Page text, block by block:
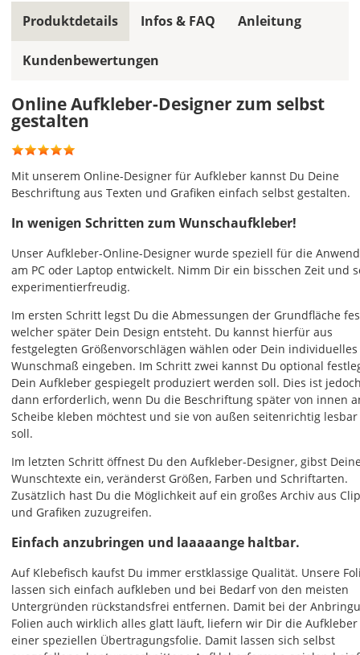
für
Deinen
zur
Du
kannst
aus
vorgegebenen
wählen
oder
Deine
Wunschgröße
selbst
eingeben.
Wichtig:
Die
automatische
Preisberechnung
stützt
sich
immer
auf
die
Dir
vorgewählte
Grundfläche.
Nutzt
die
Grundfläche
bei
der
Gestaltung
nicht
Produktdetails
Online Aufkleber-Designer zum selbst
gestalten
Mit unserem Online-Designer für Aufkleber kannst Du Deine
Beschriftung aus Texten und Grafiken einfach selbst gestalten.
In wenigen Schritten zum Wunschaufkleber!
Unser Aufkleber-Online-Designer wurde speziell für die
am PC oder Laptop entwickelt. Nimm Dir ein bisschen Zeit und
experimentierfreudig.
Im ersten Schritt legst Du die Abmessungen der Grundfläche
welcher später Dein Design entsteht. Du kannst hierfür aus
festgelegten Größenvorschlägen wählen oder Dein individuelles
Wunschmaß eingeben. Im Schritt zwei kannst Du optional
Dein Aufkleber gespiegelt produziert werden soll. Dies ist
dann erforderlich, wenn Du die Beschriftung später von innen
Scheibe kleben möchtest und sie von außen seitenrichtig
soll.
Im letzten Schritt öffnest Du den Aufkleber-Designer, gibst
Wunschtexte ein, veränderst Größen, Farben und Schriftarten.
Zusätzlich hast Du die Möglichkeit auf ein großes Archiv aus
und Grafiken zuzugreifen.
Einfach anzubringen und laaaaange haltbar.
Auf Klebefisch kaufst Du immer erstklassige Qualität. Unsere
lassen sich einfach aufkleben und bei Bedarf von den meisten
Untergründen rückstandsfrei entfernen. Damit bei der
Folien auch wirklich alles glatt läuft, liefern wir Dir die
einer speziellen Übertragungsfolie. Damit lassen sich selbst
Infos & FAQ Anleitung
Kundenbewertungen